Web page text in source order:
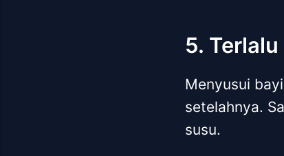
5.
Menyusui
setelahnya.
susu.